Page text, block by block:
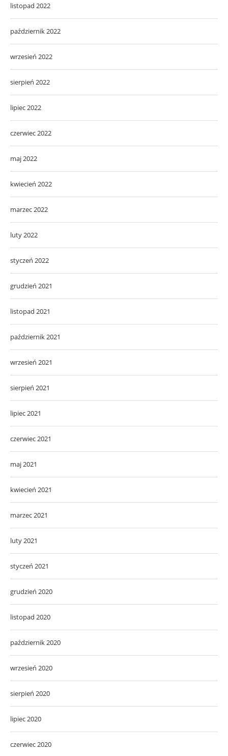
listopad 2022
październik 2022
wrzesień 2022
sierpień 2022
lipiec 2022
czerwiec 2022
maj 2022
kwiecień 2022
marzec 2022
luty 2022
styczeń 2022
grudzień 2021
listopad 2021
październik 2021
wrzesień 2021
sierpień 2021
lipiec 2021
czerwiec 2021
maj 2021
kwiecień 2021
marzec 2021
luty 2021
styczeń 2021
grudzień 2020
listopad 2020
październik 2020
wrzesień 2020
sierpień 2020
lipiec 2020
czerwiec 2020